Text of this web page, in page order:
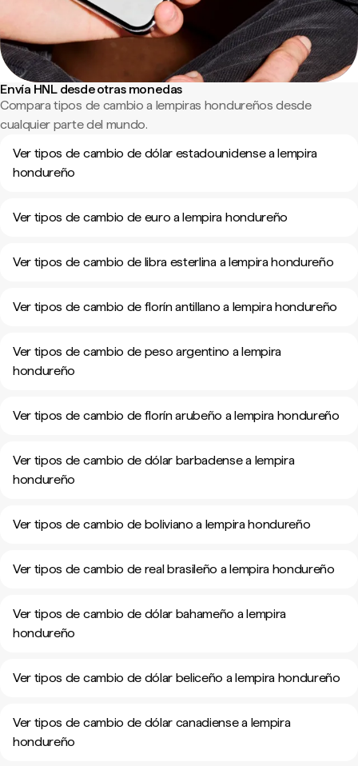
Envía HNL desde otras monedas
Compara tipos de cambio a lempiras hondureños desde
cualquier parte del mundo.
Ver tipos de cambio de dólar estadounidense a lempira
hondureño
Ver tipos de cambio de euro a lempira hondureño
Ver tipos de cambio de libra esterlina a lempira hondureño
Ver tipos de cambio de florín antillano a lempira hondureño
Ver tipos de cambio de peso argentino a lempira
hondureño
Ver tipos de cambio de florín arubeño a lempira hondureño
Ver tipos de cambio de dólar barbadense a lempira
hondureño
Ver tipos de cambio de boliviano a lempira hondureño
Ver tipos de cambio de real brasileño a lempira hondureño
Ver tipos de cambio de dólar bahameño a lempira
hondureño
Ver tipos de cambio de dólar beliceño a lempira hondureño
Ver tipos de cambio de dólar canadiense a lempira
hondureño